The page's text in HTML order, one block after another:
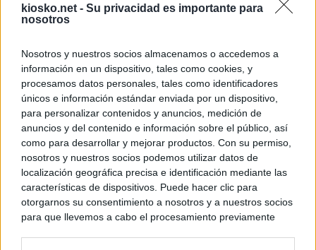
kiosko.net - Su privacidad es importante para
nosotros
Nosotros y nuestros socios almacenamos o accedemos a
información en un dispositivo, tales como cookies, y
procesamos datos personales, tales como identificadores
únicos e información estándar enviada por un dispositivo,
para personalizar contenidos y anuncios, medición de
anuncios y del contenido e información sobre el público, así
como para desarrollar y mejorar productos. Con su permiso,
nosotros y nuestros socios podemos utilizar datos de
localización geográfica precisa e identificación mediante las
características de dispositivos. Puede hacer clic para
otorgarnos su consentimiento a nosotros y a nuestros socios
para que llevemos a cabo el procesamiento previamente